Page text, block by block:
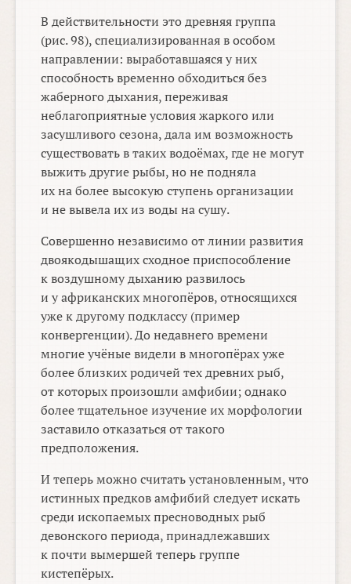
В действительности это древняя группа
(рис. 98), специализированная в особом
направлении: выработавшаяся у них
способность временно обходиться без
жаберного дыхания, переживая
неблагоприятные условия жаркого или
засушливого сезона, дала им возможность
существовать в таких водоёмах, где не могут
выжить другие рыбы, но не подняла
их на более высокую ступень организации
и не вывела их из воды на сушу.
Совершенно независимо от линии развития
двоякодышащих сходное приспособление
к воздушному дыханию развилось
и у африканских многопёров, относящихся
уже к другому подклассу (пример
конвергенции). До недавнего времени
многие учёные видели в многопёрах уже
более близких родичей тех древних рыб,
от которых произошли амфибии; однако
более тщательное изучение их морфологии
заставило отказаться от такого
предположения.
И теперь можно считать установленным, что
истинных предков амфибий следует искать
среди ископаемых пресноводных рыб
девонского периода, принадлежавших
к почти вымершей теперь группе
кистепёрых.